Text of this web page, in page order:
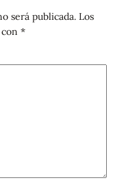
será publicada. Los
*